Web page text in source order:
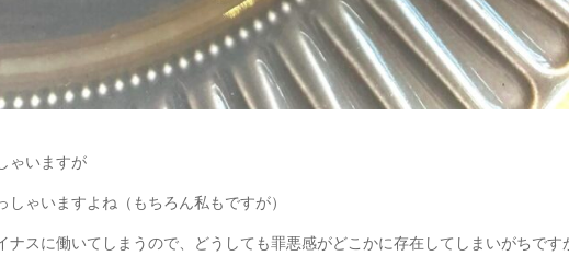
ゃいますが
しゃいますよね（もちろん私もですが）
ナスに働いてしまうので、どうしても罪悪感がどこかに存在してしまいがちです